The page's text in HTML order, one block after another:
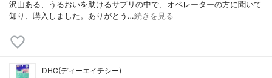
沢山ある、うるおいを助けるサプリの中で、オペレーターの方に聞いて
知り、購入しました。ありがとう…続きを見る
DHC(ディーエイチシー)